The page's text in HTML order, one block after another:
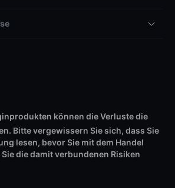
können die Verluste die
Bitte vergewissern Sie sich, dass Sie
lesen, bevor Sie mit dem Handel
die damit verbundenen Risiken